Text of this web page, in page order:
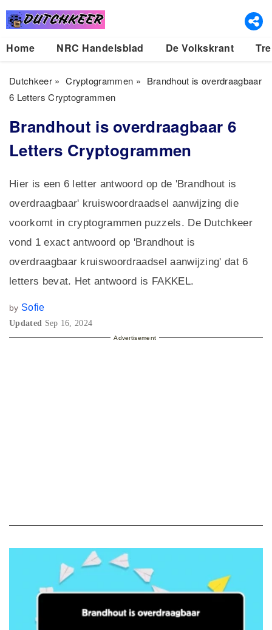
Home NRC Handelsblad De Volkskrant
Dutchkeer» Cryptogrammen » Brandhout is overdraagbaar
6 Letters Cryptogrammen
Brandhout is overdraagbaar 6
Letters Cryptogrammen
Hier is een 6 letter antwoord op de 'Brandhout is
overdraagbaar' kruiswoordraadsel aanwijzing die
voorkomt in cryptogrammen puzzels. De Dutchkeer
vond 1 exact antwoord op 'Brandhout is
overdraagbaar kruiswoordraadsel aanwijzing' dat 6
letters bevat. Het antwoord is FAKKEL.
by Sofie
Updated Sep 16, 2024
Advertisement